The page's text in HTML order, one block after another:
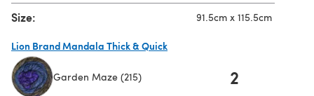
Size: 91.5cm x 115.5cm
Lion Brand Mandala Thick & Quick
Garden Maze (215) 2